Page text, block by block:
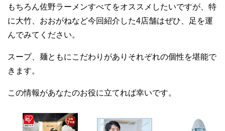
もちろん佐野ラーメンすべてをオススメしたいですが、特
に大竹、おおがねなど今回紹介した4店舗はぜひ、足を運
んでみてください。
スープ、麺ともにこだわりがありそれぞれの個性を堪能で
きます。
この情報があなたのお役に立てれば幸いです。